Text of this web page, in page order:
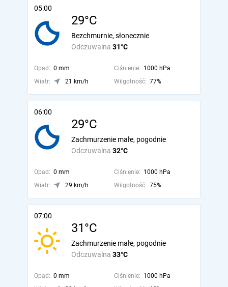
05:00
29°C
Odczuwalna 31°C
Bezchmurnie, słonecznie
Opad: 0 mm Ciśnienie: 1000 hPa
Wiatr:
21 km/h Wilgotność: 77%
06:00
29°C
Odczuwalna 32°C
Zachmurzenie małe, pogodnie
Opad: 0 mm Ciśnienie: 1000 hPa
Wiatr:
29 km/h Wilgotność: 75%
07:00
31°C
Odczuwalna 33°C
Zachmurzenie małe, pogodnie
Opad: 0 mm Ciśnienie: 1000 hPa